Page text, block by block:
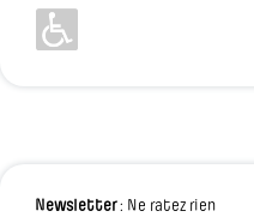
Newsletter: Ne ratez rien